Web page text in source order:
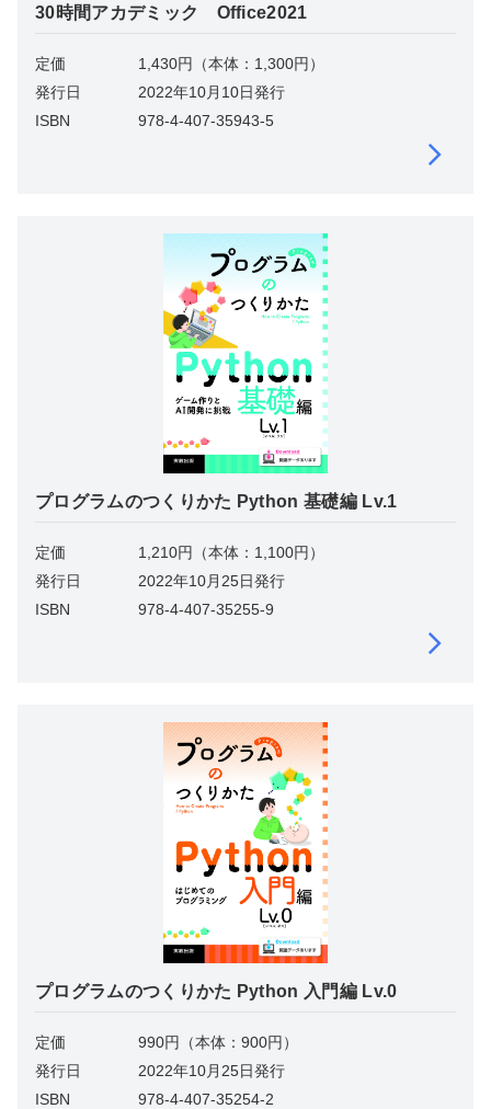
30時間アカデミック Office2021
定価
1,430円（本体：1,300円）
発行日
2022年10月10日発行
ISBN
978-4-407-35943-5
プログラムのつくりかた Python 基礎編 Lv.1
定価
1,210円（本体：1,100円）
発行日
2022年10月25日発行
ISBN
978-4-407-35255-9
プログラムのつくりかた Python 入門編 Lv.0
定価
990円（本体：900円）
発行日
2022年10月25日発行
ISBN
978-4-407-35254-2